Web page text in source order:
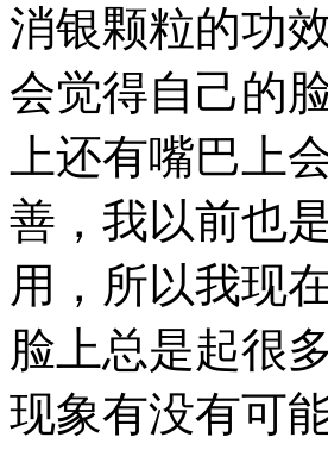
消银颗粒的功
会觉得自己的
上还有嘴巴上
善，我以前也
用，所以我现
脸上总是起很
现象有没有可